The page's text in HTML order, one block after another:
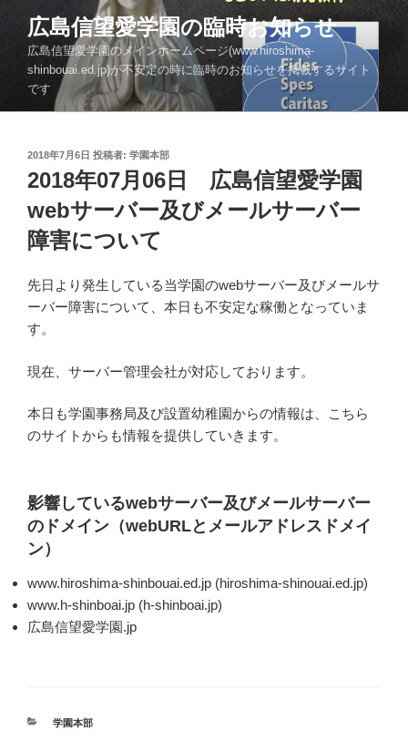
広島信望愛学園の臨時お知らせ
広島信望愛学園のメインホームページ(www.hiroshima-
shinbouai.ed.jp)が不安定の時に臨時のお知らせを掲載するサイト
です
投
稿
日:
2018年7月6日 投稿者: 学園本部
2018年07月06日 広島信望愛学園
webサーバー及びメールサーバー
障害について
先日より発生している当学園のwebサーバー及びメールサ
ーバー障害について、本日も不安定な稼働となっていま
す。
現在、サーバー管理会社が対応しております。
本日も学園事務局及び設置幼稚園からの情報は、こちら
のサイトからも情報を提供していきます。
影響しているwebサーバー及びメールサーバー
のドメイン（webURLとメールアドレスドメイ
ン）
www.hiroshima-shinbouai.ed.jp (hiroshima-shinouai.ed.jp)
www.h-shinboai.jp (h-shinboai.jp)
広島信望愛学園.jp
カ
学園本部